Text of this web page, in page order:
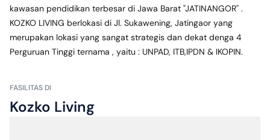
kawasan pendidikan terbesar di Jawa Barat "JATINANGOR" .
KOZKO LIVING berlokasi di Jl. Sukawening, Jatingaor yang
merupakan lokasi yang sangat strategis dan dekat denga 4
Perguruan Tinggi ternama , yaitu : UNPAD, ITB,IPDN & IKOPIN.
FASILITAS DI
Kozko Living